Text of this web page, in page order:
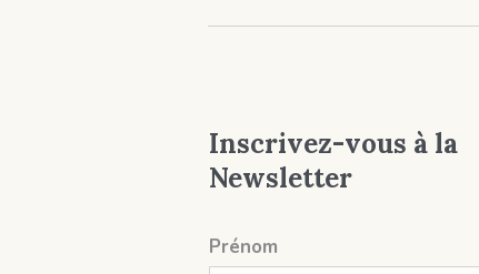
Inscrivez-vous à la
Newsletter
Prénom